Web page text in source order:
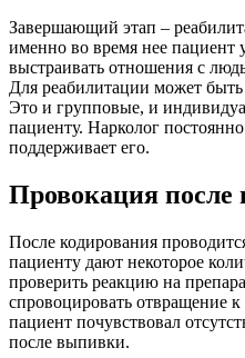
Завершающий этап –
именно во время нее пациент
выстраивать отношения с
Для реабилитации может
Это и групповые, и
пациенту. Нарколог
поддерживает его.
Провокация после
После кодирования
пациенту дают некоторое
проверить реакцию на
спровоцировать отвращение
пациент почувствовал
после выпивки.